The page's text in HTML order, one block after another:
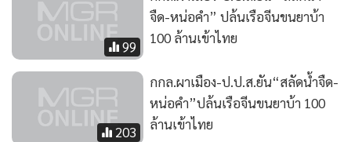
99
จืด-หน่อคำ” ปล้นเรือจีนขนยาบ้า
100 ล้านเข้าไทย
203
กกล.ผาเมือง-ป.ป.ส.ยัน“สลัดน้ำจืด-
หน่อคำ”ปล้นเรือจีนขนยาบ้า 100
ล้านเข้าไทย